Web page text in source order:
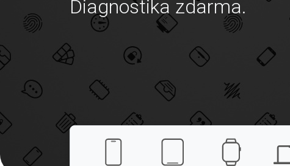
Diagnostika zdarma.